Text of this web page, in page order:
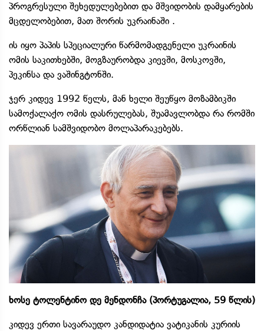
პროგრესული შეხედულებებით და მშვიდობის დამყარების
მცდელობებით, მათ შორის უკრაინაში .
ის იყო პაპის სპეციალური წარმომადგენელი უკრაინის
ომის საკითხებში, მოგზაურობდა კიევში, მოსკოვში,
პეკინსა და ვაშინგტონში.
ჯერ კიდევ 1992 წელს, მან ხელი შეუწყო მოზამბიკში
სამოქალაქო ომის დასრულებას, შუამავლობდა რა რომში
ორწლიან სამშვიდობო მოლაპარაკებებს.
ხოსე ტოლენტინო დე მენდონჩა (პორტუგალია, 59 წლის)
კიდევ ერთი სავარაუდო კანდიდატია ვატიკანის კურიის